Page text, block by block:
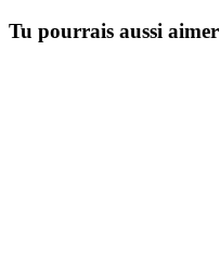
Tu pourrais aussi aimer